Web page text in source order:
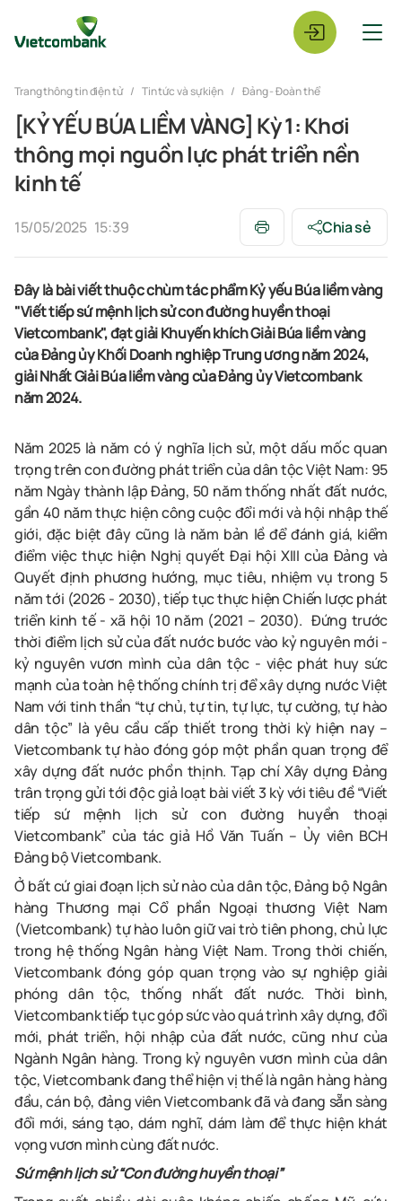
Trang thông tin điện tử Tin tức và sự kiện Đảng - Đoàn thể
[KỶ YẾU BÚA LIỀM VÀNG] Kỳ 1: Khơi
thông mọi nguồn lực phát triển nền
kinh tế
15/05/2025 15:39 Chia sẻ
Đây là bài viết thuộc chùm tác phẩm Kỷ yếu Búa liềm vàng
"Viết tiếp sứ mệnh lịch sử con đường huyền thoại
Vietcombank", đạt giải Khuyến khích Giải Búa liềm vàng
của Đảng ủy Khối Doanh nghiệp Trung ương năm 2024,
giải Nhất Giải Búa liềm vàng của Đảng ủy Vietcombank
năm 2024.
Năm 2025 là năm có ý nghĩa lịch sử, một dấu mốc quan
trọng trên con đường phát triển của dân tộc Việt Nam: 95
năm Ngày thành lập Đảng, 50 năm thống nhất đất nước,
gần 40 năm thực hiện công cuộc đổi mới và hội nhập thế
giới, đặc biệt đây cũng là năm bản lề để đánh giá, kiểm
điểm việc thực hiện Nghị quyết Đại hội XIII của Đảng và
Quyết định phương hướng, mục tiêu, nhiệm vụ trong 5
năm tới (2026 - 2030), tiếp tục thực hiện Chiến lược phát
triển kinh tế - xã hội 10 năm (2021 – 2030). Đứng trước
thời điểm lịch sử của đất nước bước vào kỷ nguyên mới -
kỷ nguyên vươn mình của dân tộc - việc phát huy sức
mạnh của toàn hệ thống chính trị để xây dựng nước Việt
Nam với tinh thần “tự chủ, tự tin, tự lực, tự cường, tự hào
dân tộc” là yêu cầu cấp thiết trong thời kỳ hiện nay –
Vietcombank tự hào đóng góp một phần quan trọng để
xây dựng đất nước phồn thịnh. Tạp chí Xây dựng Đảng
trân trọng gửi tới độc giả loạt bài viết 3 kỳ với tiêu đề “Viết
tiếp sứ mệnh lịch sử con đường huyền thoại
Vietcombank” của tác giả Hồ Văn Tuấn – Ủy viên BCH
Đảng bộ Vietcombank.
Ở bất cứ giai đoạn lịch sử nào của dân tộc, Đảng bộ Ngân
hàng Thương mại Cổ phần Ngoại thương Việt Nam
(Vietcombank) tự hào luôn giữ vai trò tiên phong, chủ lực
trong hệ thống Ngân hàng Việt Nam. Trong thời chiến,
Vietcombank đóng góp quan trọng vào sự nghiệp giải
phóng dân tộc, thống nhất đất nước. Thời bình,
Vietcombank tiếp tục góp sức vào quá trình xây dựng, đổi
mới, phát triển, hội nhập của đất nước, cũng như của
Ngành Ngân hàng. Trong kỷ nguyên vươn mình của dân
tộc, Vietcombank đang thể hiện vị thế là ngân hàng hàng
đầu, cán bộ, đảng viên Vietcombank đã và đang sẵn sàng
đổi mới, sáng tạo, dám nghĩ, dám làm để thực hiện khát
vọng vươn mình cùng đất nước.
Sứ mệnh lịch sử “Con đường huyền thoại”